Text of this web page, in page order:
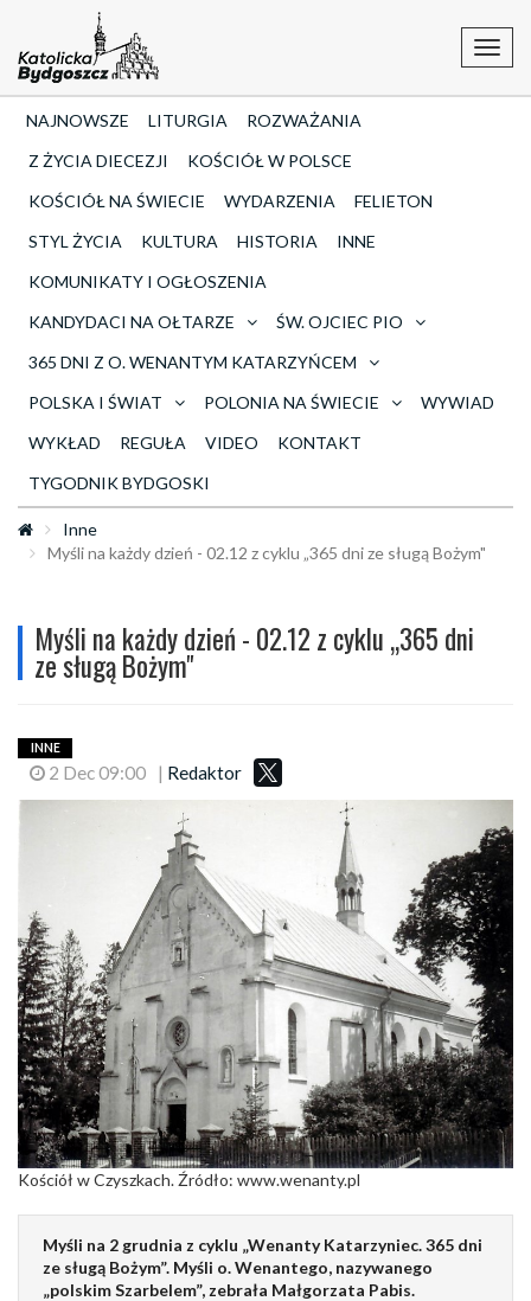
NAJNOWSZE LITURGIA
ROZWAŻANIA
Z ŻYCIA DIECEZJI
KOŚCIÓŁ W POLSCE
KOŚCIÓŁ NA ŚWIECIE
WYDARZENIA
FELIETON
STYL ŻYCIA
KULTURA HISTORIA
INNE
KOMUNIKATY I OGŁOSZENIA
KANDYDACI NA OŁTARZE
ŚW. OJCIEC PIO
365 DNI Z O. WENANTYM KATARZYŃCEM
POLSKA I ŚWIAT
POLONIA NA ŚWIECIE
WYWIAD
WYKŁAD
REGUŁA VIDEO
KONTAKT
TYGODNIK BYDGOSKI
Inne
Myśli na każdy dzień - 02.12 z cyklu „365 dni ze sługą Bożym"
Myśli na każdy dzień - 02.12 z cyklu „365 dni
ze sługą Bożym"
INNE
2 Dec 09:00 | Redaktor
Kościół w Czyszkach. Źródło: www.wenanty.pl
Myśli na 2 grudnia z cyklu „Wenanty Katarzyniec. 365 dni
ze sługą Bożym”. Myśli o. Wenantego, nazywanego
„polskim Szarbelem”, zebrała Małgorzata Pabis.